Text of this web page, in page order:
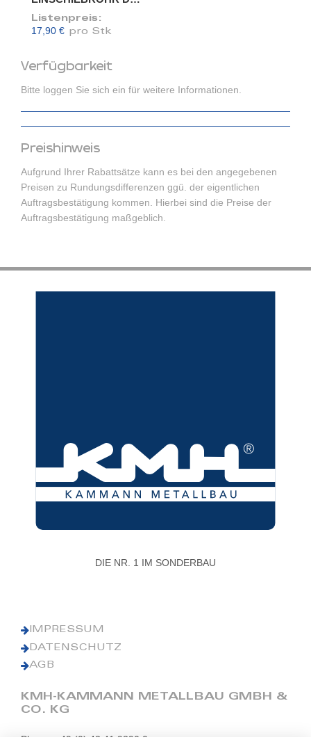
Verfügbarkeit
Bitte loggen Sie sich ein für weitere Informationen.
Preishinweis
Aufgrund Ihrer Rabattsätze kann es bei den angegebenen
Preisen zu Rundungsdifferenzen ggü. der eigentlichen
Auftragsbestätigung kommen. Hierbei sind die Preise der
Auftragsbestätigung maßgeblich.
120/118
Listenpreis:
17,90 € pro Stk
DIE NR. 1 IM SONDERBAU
IMPRESSUM
DATENSCHUTZ
AGB
KMH-KAMMANN METALLBAU GMBH &
CO. KG
Phone: +49 (0) 42 41 9390 0